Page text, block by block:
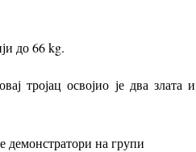
до 66 kg.
тројац освојио је два злата и
демонстратори на групи